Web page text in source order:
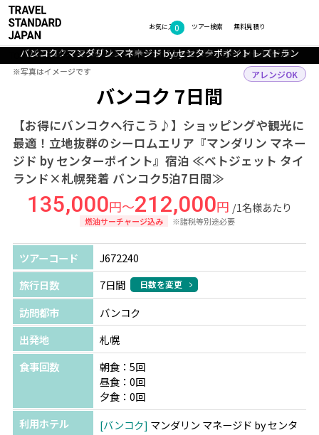
お気に入り
0 無料見積り
ツアー検索
TOP アジア タイ バンコク ツアー詳細
バンコク 7日間
【お得にバンコクへ行こう♪】ショッピングや観光に
最適！立地抜群のシーロムエリア『マンダリン マネー
ジド by センターポイント』宿泊 ≪ベトジェット タイ
ランド×札幌発着 バンコク5泊7日間≫
アレンジOK
135,000円～212,000円 /1名様あたり
燃油サーチャージ込み ※諸税等別途必要
バンコク：マンダリン マネージド by センターポイント スパ
バンコク：マンダリン マネージド by センターポイント 客室一例
バンコク：マンダリン マネージド by センターポイント ロビー
バンコク：マンダリン マネージド by センターポイント プール
バンコク：マンダリン マネージド by センターポイント レストラン
フォトギャラリー
※写真はイメージです
※写真はイメージです
ツアーコード
J672240
旅行日数
7日間 日数を変更
訪問都市
バンコク
出発地
札幌
食事回数
朝食：5回
昼食：0回
夕食：0回
利用ホテル
バンコク マンダリン マネージド by センタ